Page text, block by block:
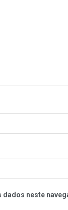
dados neste